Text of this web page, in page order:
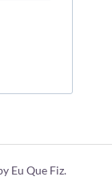
Eu Que Fiz.